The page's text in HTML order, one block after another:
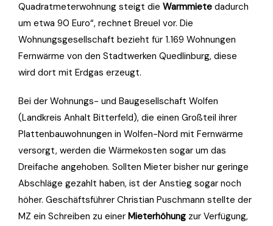
Quadratmeterwohnung steigt die Warmmiete dadurch
um etwa 90 Euro“, rechnet Breuel vor. Die
Wohnungsgesellschaft bezieht für 1.169 Wohnungen
Fernwärme von den Stadtwerken Quedlinburg, diese
wird dort mit Erdgas erzeugt.
Bei der Wohnungs- und Baugesellschaft Wolfen
(Landkreis Anhalt Bitterfeld), die einen Großteil ihrer
Plattenbauwohnungen in Wolfen-Nord mit Fernwärme
versorgt, werden die Wärmekosten sogar um das
Dreifache angehoben. Sollten Mieter bisher nur geringe
Abschläge gezahlt haben, ist der Anstieg sogar noch
höher. Geschäftsführer Christian Puschmann stellte der
MZ ein Schreiben zu einer Mieterhöhung zur Verfügung,